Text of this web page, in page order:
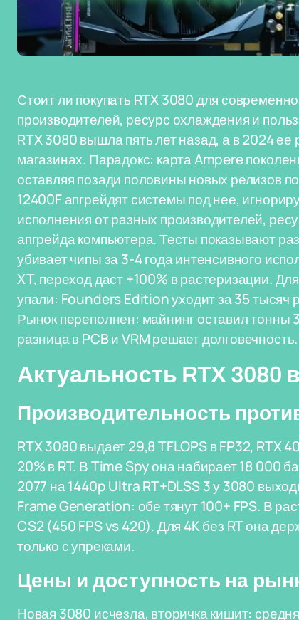
Стоит ли покупать RTX 3080 для
производителей, ресурс охлаждения и
RTX 3080 вышла пять лет назад, а в 2024
магазинах. Парадокс: карта Ampere
оставляя позади половины новых релизов
12400F апгрейдят системы под нее,
исполнения от разных производителей,
апгрейда компьютера. Тесты показывают
убивает чипы за 3-4 года интенсивного
XT, переход даст +100% в растеризации.
упали: Founders Edition уходит за 35 тысяч
Рынок переполнен: майнинг оставил
разница в PCB и VRM решает
Актуальность RTX 3080
Производительность
RTX 3080 выдает 29,8 TFLOPS в FP32,
20% в RT. В Time Spy она набирает 18 000
2077 на 1440p Ultra RT+DLSS 3 у 3080
Frame Generation: обе тянут 100+ FPS. В
CS2 (450 FPS vs 420). Для 4K без RT она
только с упреками.
Цены и доступность на
Новая 3080 исчезла, вторичка кишит: